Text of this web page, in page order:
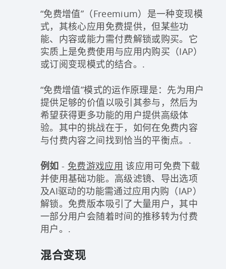
“免费增值”（Freemium）是一种变现模
式，其核心应用免费提供，但某些功
能、内容或能力需付费解锁或购买。它
实质上是免费使用与应用内购买（IAP）
或订阅变现模式的结合。.
“免费增值”模式的运作原理是：先为用户
提供足够的价值以吸引其参与，然后为
希望获得更多功能的用户提供高级体
验。其中的挑战在于，如何在免费内容
与付费内容之间找到恰当的平衡点。.
例如 - 免费游戏应用 该应用可免费下载
并使用基础功能。高级滤镜、导出选项
及AI驱动的功能需通过应用内购（IAP）
解锁。免费版本吸引了大量用户，其中
一部分用户会随着时间的推移转为付费
用户。.
混合变现